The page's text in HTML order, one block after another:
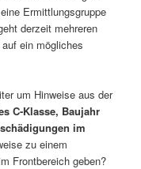
Ermittlungsgruppe
derzeit mehreren
ein mögliches
um Hinweise aus der
C-Klasse, Baujahr
im
zu einem
Frontbereich geben?